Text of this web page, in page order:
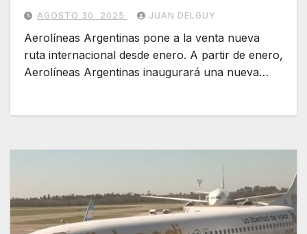
AGOSTO 30, 2025 JUAN DELGUY
Aerolíneas Argentinas pone a la venta nueva
ruta internacional desde enero. A partir de enero,
Aerolíneas Argentinas inaugurará una nueva…